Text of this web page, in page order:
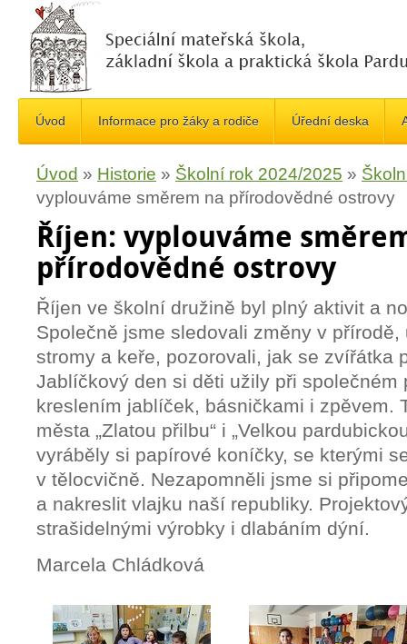
Úvod Informace pro žáky a rodiče Úřední deska
Úvod » Historie » Školní rok 2024/2025 »
vyplouváme směrem na přírodovědné ostrovy
Říjen: vyplouváme
přírodovědné ostrovy
Říjen ve školní družině byl plný aktivit a
Společně jsme sledovali změny v
stromy a keře, pozorovali, jak se zvířátka
Jablíčkový den si děti užily při společném
kreslením jablíček, básničkami i zpěvem.
města „Zlatou přilbu“ i „Velkou
vyráběly si papírové koníčky, se kterými
v tělocvičně. Nezapomněli jsme si
a nakreslit vlajku naší republiky.
strašidelnými výrobky i dlabáním dýní.
Marcela Chládková